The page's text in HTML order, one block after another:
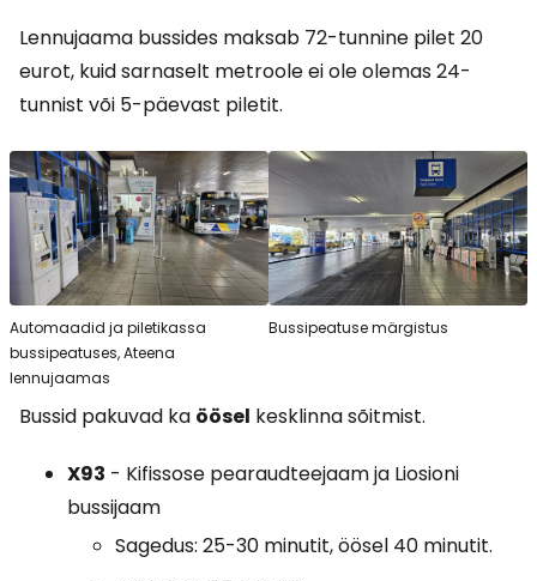
Lennujaama bussides maksab 72-tunnine pilet 20
eurot, kuid sarnaselt metroole ei ole olemas 24-
tunnist või 5-päevast piletit.
Automaadid ja piletikassa
bussipeatuses, Ateena
lennujaamas
Bussipeatuse märgistus
Bussid pakuvad ka öösel kesklinna sõitmist.
X93 - Kifissose pearaudteejaam ja Liosioni
bussijaam
Sagedus: 25-30 minutit, öösel 40 minutit.